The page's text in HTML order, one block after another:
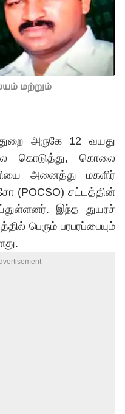
மற்றும்
அருகே 12 வயது
கொடுத்து, கொலை
அனைத்து மகளிர்
(POCSO) சட்டத்தின்
இந்த துயரச்
பெரும் பரபரப்பையும்